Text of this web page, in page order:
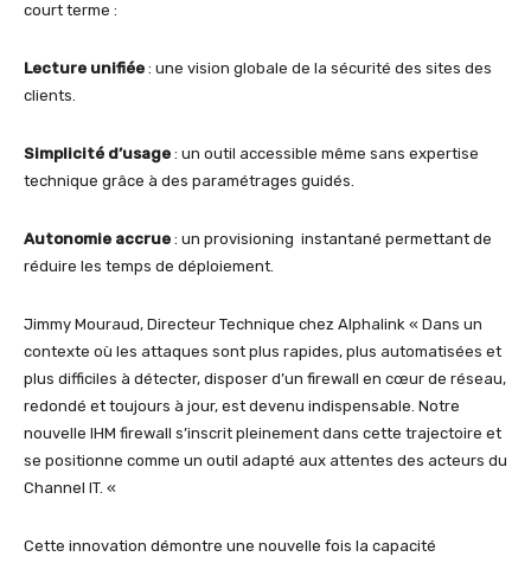
court terme :
Lecture unifiée : une vision globale de la sécurité des sites des
clients.
Simplicité d’usage : un outil accessible même sans expertise
technique grâce à des paramétrages guidés.
Autonomie accrue : un provisioning instantané permettant de
réduire les temps de déploiement.
Jimmy Mouraud, Directeur Technique chez Alphalink « Dans un
contexte où les attaques sont plus rapides, plus automatisées et
plus difficiles à détecter, disposer d’un firewall en cœur de réseau,
redondé et toujours à jour, est devenu indispensable. Notre
nouvelle IHM firewall s’inscrit pleinement dans cette trajectoire et
se positionne comme un outil adapté aux attentes des acteurs du
Channel IT. «
Cette innovation démontre une nouvelle fois la capacité